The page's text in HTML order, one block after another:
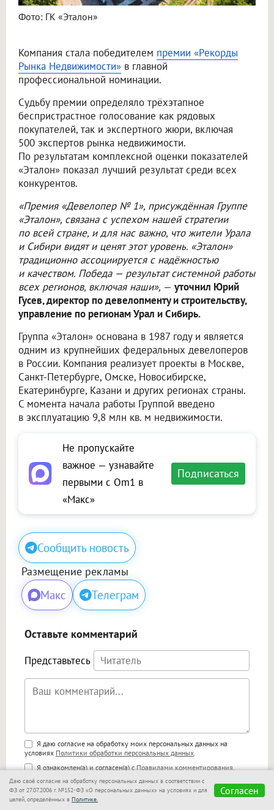
Фото: ГК «Эталон»
Компания стала победителем премии «Рекорды
Рынка Недвижимости» в главной
профессиональной номинации.
Судьбу премии определяло трёхэтапное
беспристрастное голосование как рядовых
покупателей, так и экспертного жюри, включая
500 экспертов рынка недвижимости.
По результатам комплексной оценки показателей
«Эталон» показал лучший результат среди всех
конкурентов.
«Премия «Девелопер № 1», присуждённая Группе
«Эталон», связана с успехом нашей стратегии
по всей стране, и для нас важно, что жители Урала
и Сибири видят и ценят этот уровень. «Эталон»
традиционно ассоциируется с надёжностью
и качеством. Победа — результат системной работы
всех регионов, включая наши», — уточнил Юрий
Гусев, директор по девелопменту и строительству,
управление по регионам Урал и Сибирь.
Группа «Эталон» основана в 1987 году и является
одним из крупнейших федеральных девелоперов
в России. Компания реализует проекты в Москве,
Санкт-Петербурге, Омске, Новосибирске,
Екатеринбурге, Казани и других регионах страны.
С момента начала работы Группой введено
в эксплуатацию 9,8 млн кв. м недвижимости.
Не пропускайте
важное — узнавайте
первыми с Om1 в
«Макс»
Подписаться
Сообщить новость
Размещение рекламы
Макс Телеграм
Оставьте комментарий
Представьтесь
Поддержка HTML
<b>, <strong>, <u>, <i>, <em>, <s>, <big>,
<small>, <sup>, <sub>, <pre>, <ul>, <ol>, <li>,
<blockquote>, <code> экранирует HTML,
адреса URL автоматически становятся
ссылками, и [img]адрес[/img] будет
Я даю согласие на обработку моих персональных данных на
условиях Политики обработки персональных данных
Я ознакомлен(а) и согласен(а) сПравилами комментирования.
🙂
Даю своё согласие на обработку персональных данных в соответствии с
ФЗ от 27.07.2006 г. №152-ФЗ «О персональных данных» на условиях и для
целей, определённых в Политике.
Согласен